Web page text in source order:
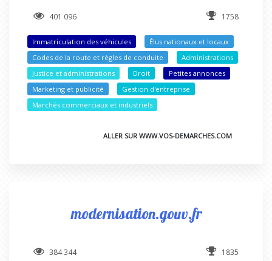
401 096 1758
Immatriculation des véhicules
Élus nationaux et locaux
Codes de la route et règles de conduite
Administrations
Justice et administrations
Droit
Petites annonces
Marketing et publicité
Gestion d'entreprise
Marchés commerciaux et industriels
ALLER SUR WWW.VOS-DEMARCHES.COM
modernisation.gouv.fr
384 344 1835